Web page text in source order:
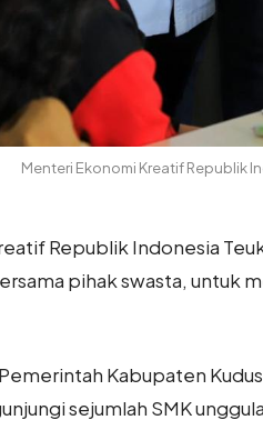
Menteri Ekonomi Kreatif Republik
Republik Indonesia
pihak swasta, untuk
Pemerintah Kabupaten
sejumlah SMK